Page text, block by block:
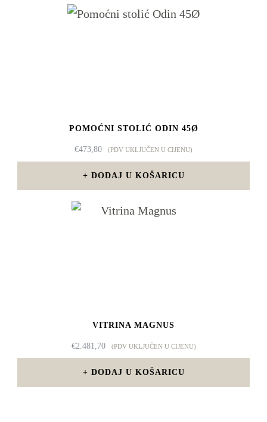
POMOĆNI STOLIĆ ODIN 45Ø
€473,80 (PDV UKLJUČEN U CIJENU)
DODAJ U KOŠARICU
VITRINA MAGNUS
€2.481,70 (PDV UKLJUČEN U CIJENU)
DODAJ U KOŠARICU